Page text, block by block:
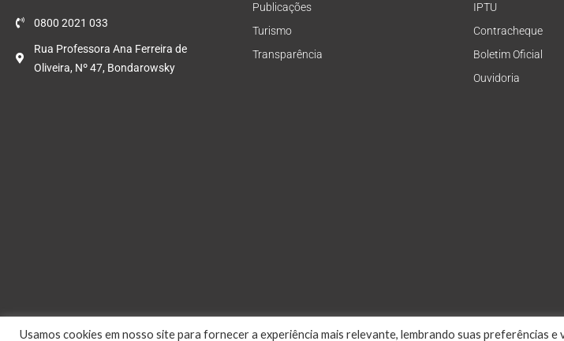
0800 2021 033
Rua Professora Ana Ferreira de
Oliveira, Nº 47, Bondarowsky
Publicações
Turismo
Transparência
IPTU
Contracheque
Boletim Oficial
Ouvidoria
Usamos cookies em nosso site para fornecer a experiência mais relevante, lembrando suas preferências e